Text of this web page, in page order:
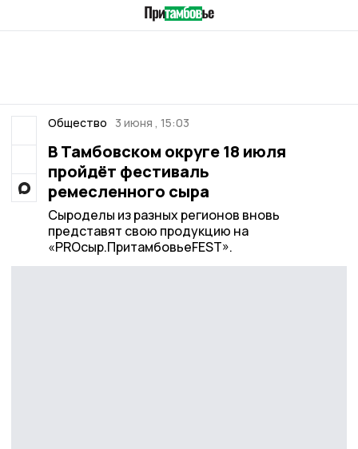
Общество 3 июня , 15:03
В Тамбовском округе 18 июля
пройдёт фестиваль
ремесленного сыра
Сыроделы из разных регионов вновь
представят свою продукцию на
«PRОсыр.ПритамбовьеFEST».